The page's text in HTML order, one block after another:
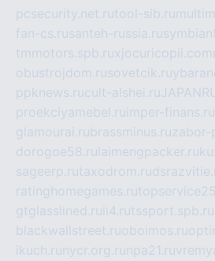
pcsecurity.net.rutool-sib.ru
fan-cs.rusanteh-russia.ru
tmmotors.spb.ruxjocuricopii.com
obustrojdom.rusovetcik.ru
ppknews.rucult-alshei.ru
proekciyamebel.ru imper-finans.ru
glamourai.rubrassminus.ruzabor-
dorogoe58.ru laimengpacker.ru
sageerp.rutaxodrom.ru
ratinghomegames.ru
gtglasslined.ru ii4.rutssport.spb.ru
blackwallstreet.ruoboimos.ru
ikuch.ru nycr.org.ru npa21.ru